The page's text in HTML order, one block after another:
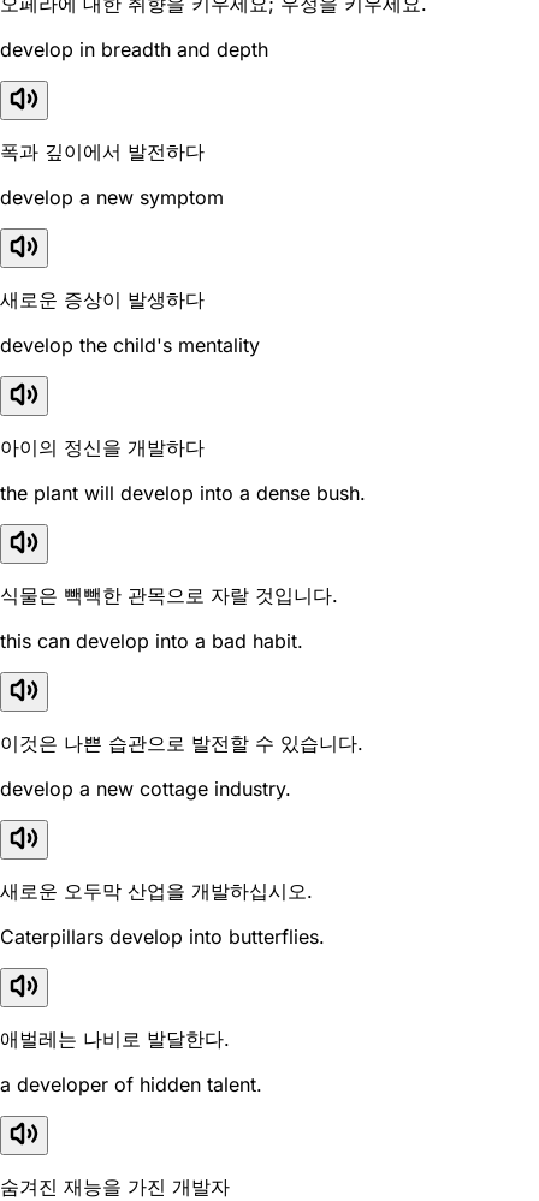
develop in breadth and depth
폭과 깊이에서 발전하다
develop a new symptom
새로운 증상이 발생하다
develop the child's mentality
아이의 정신을 개발하다
the plant will develop into a dense bush.
식물은 빽빽한 관목으로 자랄 것입니다.
this can develop into a bad habit.
이것은 나쁜 습관으로 발전할 수 있습니다.
develop a new cottage industry.
새로운 오두막 산업을 개발하십시오.
Caterpillars develop into butterflies.
애벌레는 나비로 발달한다.
a developer of hidden talent.
숨겨진 재능을 가진 개발자